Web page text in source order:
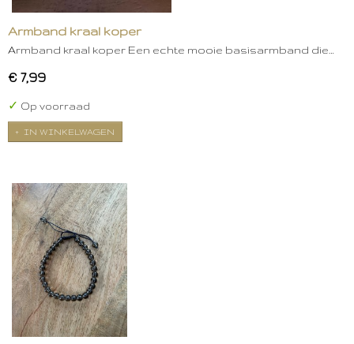
Armband kraal koper
Armband kraal koper Een echte mooie basisarmband die…
€ 7,99
✓ Op voorraad
IN WINKELWAGEN